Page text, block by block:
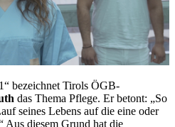
bezeichnet Tirols ÖGB-
das Thema Pflege. Er betont: „So
seines Lebens auf die eine oder
Aus diesem Grund hat die